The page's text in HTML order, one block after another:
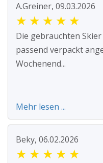
A.Greiner, 09.03.2026
★ ★ ★ ★ ★
Die gebrauchten
passend verpackt
Wochenend...
Mehr lesen ...
Beky, 06.02.2026
★ ★ ★ ★ ★